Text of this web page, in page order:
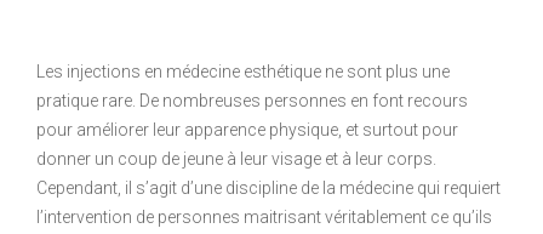
Les injections en médecine esthétique ne sont plus une
pratique rare. De nombreuses personnes en font recours
pour améliorer leur apparence physique, et surtout pour
donner un coup de jeune à leur visage et à leur corps.
Cependant, il s’agit d’une discipline de la médecine qui requiert
l’intervention de personnes maitrisant véritablement ce qu’ils